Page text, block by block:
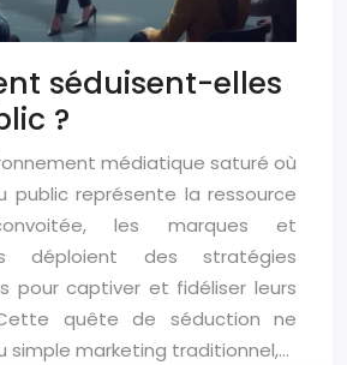
séduisent-elles
?
médiatique saturé où
public représente la ressource
les marques et
déploient des stratégies
pour captiver et fidéliser leurs
quête de séduction ne
simple marketing traditionnel,…